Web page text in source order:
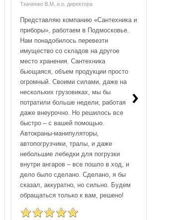
Ткаченко В.М. и.о. директора
Представляю компанию «Сантехника и
приборы», работаем в Подмосковье.
Нам понадобилось перевезти
имущество со складов на другое
место хранения. Сантехника
бьющаяся, объем продукции просто
огромный. Своими силами, даже на
нескольких грузовиках, мы бы
потратили больше недели, работая
даже внеурочно. Но решилось все
быстро – с вашей помощью.
Автокраны-манипуляторы,
автопогрузчики, тралы, и даже
небольшие лебедки для погрузки
внутри ангаров – все пошло в ход, и
дело было сделано. Сделано, я бы
сказал, аккуратно, но сильно. Будем
обращаться только к вам, решено!
›